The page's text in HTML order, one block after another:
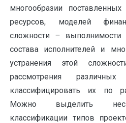
многообразии
ресурсов, моделей
сложности – выполнимости
состава исполнителей и
устранения этой
рассмотрения
классифицировать их по
Можно выделить
классификации типов